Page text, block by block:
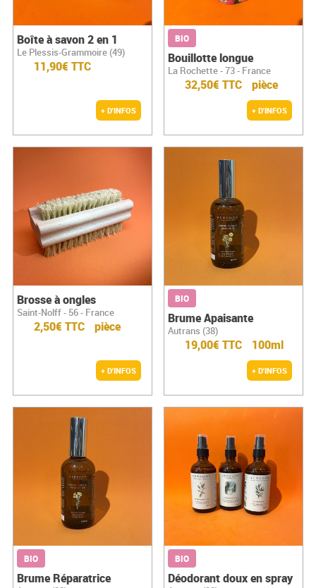
Boîte à savon 2 en 1
Le Plessis-Grammoire (49)
11,90€ TTC
+ D'INFOS
BIO
Bouillotte longue
La Rochette - 73 - France
32,50€ TTC pièce
+ D'INFOS
Brosse à ongles
Saint-Nolff - 56 - France
2,50€ TTC pièce
+ D'INFOS
BIO
Brume Apaisante
Autrans (38)
19,00€ TTC 100ml
+ D'INFOS
BIO
Brume Réparatrice
BIO
Déodorant doux en spray